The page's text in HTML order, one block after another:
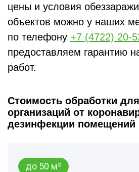
цены и условия
объектов можно у наших
по телефону +7 (4722) 20-
предоставляем гарантию
работ.
Стоимость обработки для
организаций от
дезинфекции помещений
до 50 м²